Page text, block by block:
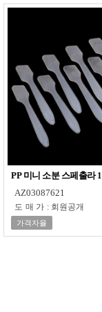
PP 미니 소분 스페출라
AZ03087621
도매가 : 회원공개
가격자율